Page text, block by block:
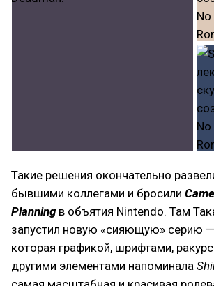
Такие решения окончательно
бывшими коллегами и бросили
Planningв объятия Nintendo. Там
запустил новую «сияющую» серию —
которая графикой, шрифтами,
другими элементами напоминала